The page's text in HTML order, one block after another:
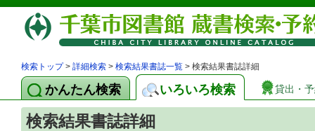
検索トップ> 詳細検索 > 検索結果書誌一覧 > 検索結果書誌詳細
かんたん検索 いろいろ検索 貸出・
検索結果書誌詳細